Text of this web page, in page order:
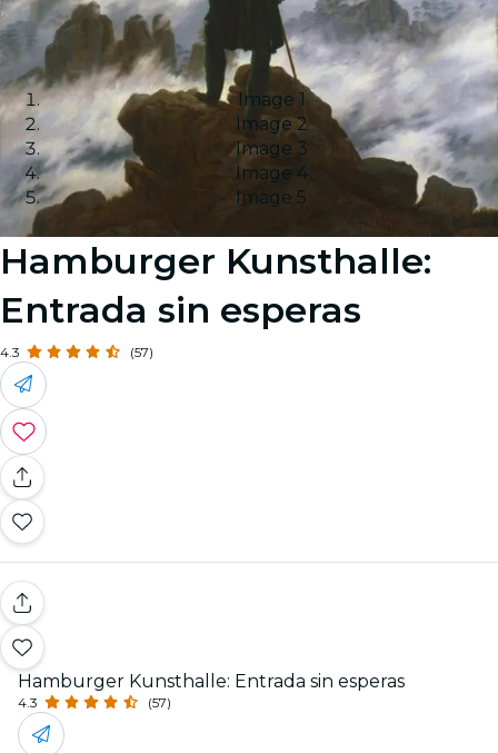
Image 1
Image 2
Image 3
Image 4
Image 5
Hamburger Kunsthalle:
Entrada sin esperas
4.3 (57)
Hamburger Kunsthalle: Entrada sin esperas
4.3 (57)